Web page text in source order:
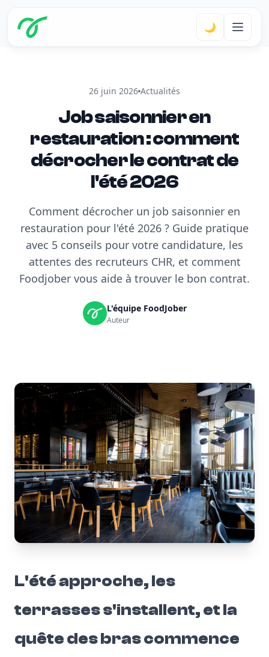
🌙
26 juin 2026 Actualités
Job saisonnier en
restauration : comment
décrocher le contrat de
l'été 2026
Comment décrocher un job saisonnier en
restauration pour l'été 2026 ? Guide pratique
avec 5 conseils pour votre candidature, les
attentes des recruteurs CHR, et comment
Foodjober vous aide à trouver le bon contrat.
L'équipe FoodJober
Auteur
L'été approche, les
terrasses s'installent, et la
quête des bras commence